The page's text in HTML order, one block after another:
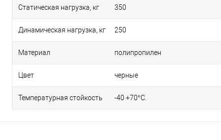
Статическая нагрузка, кг 350
Динамическая нагрузка, кг 250
Материал полипропилен
Цвет черные
Температурная стойкость -40 +70°С.